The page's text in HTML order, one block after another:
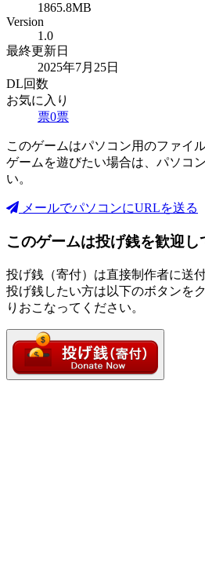
1865.8MB
Version
1.0
最終更新日
2025年7月25日
DL回数
お気に入り
票0票
このゲームはパソコン用のファイ
ゲームを遊びたい場合は、パソコ
い。
メールでパソコンにURLを送る
このゲームは投げ銭を歓迎し
投げ銭（寄付）は直接制作者に送付
投げ銭したい方は以下のボタンを
りおこなってください。